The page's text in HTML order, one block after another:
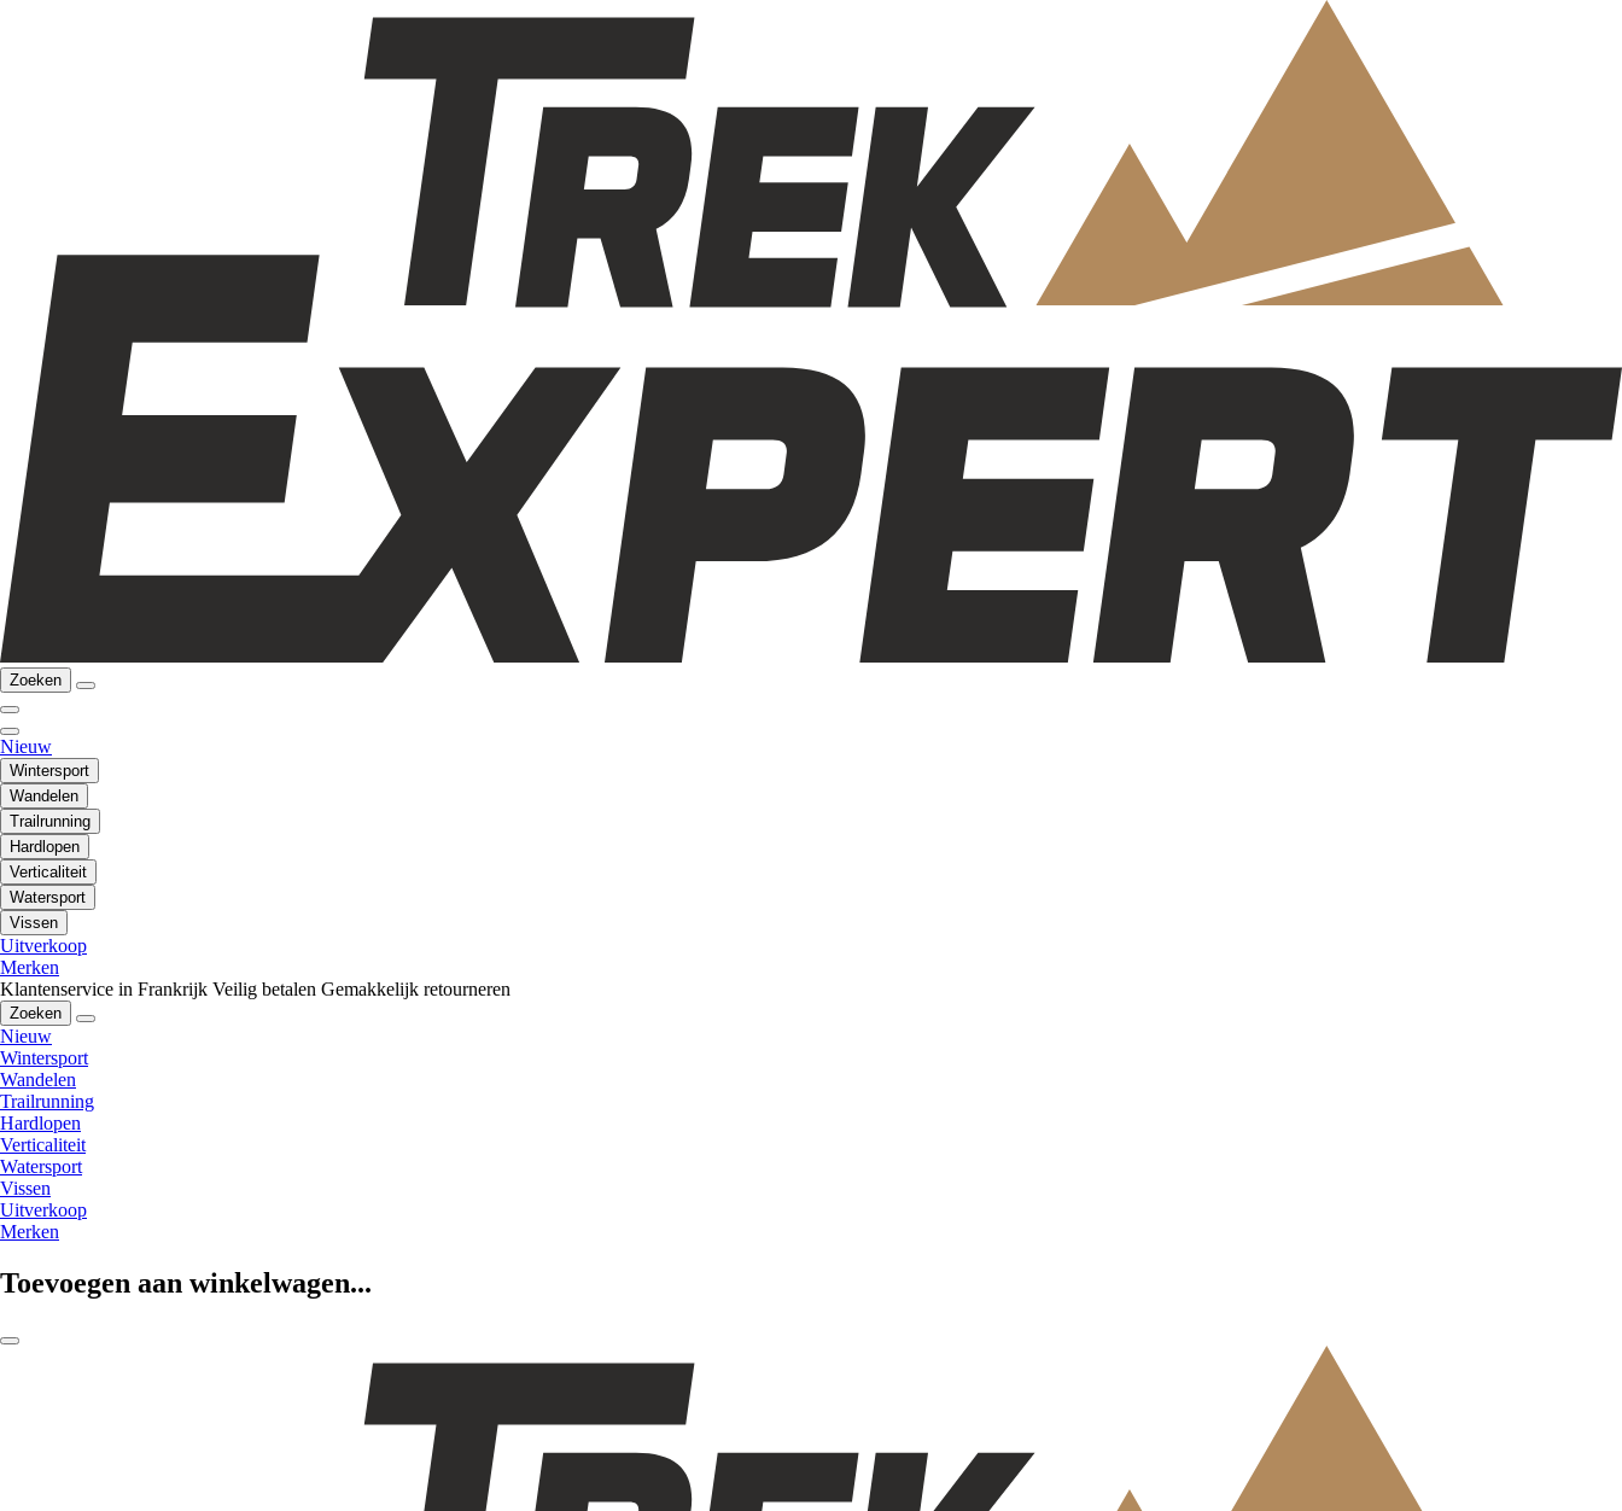
Zoeken
Nieuw
Wintersport
Wandelen
Trailrunning
Hardlopen
Verticaliteit
Watersport
Vissen
Uitverkoop
Merken
Klantenservice in Frankrijk Veilig betalen Gemakkelijk retourneren
Zoeken
Nieuw
Wintersport
Wandelen
Trailrunning
Hardlopen
Verticaliteit
Watersport
Vissen
Uitverkoop
Merken
Toevoegen aan winkelwagen...